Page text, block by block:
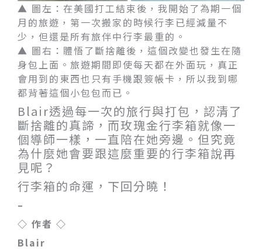
▲ 圖左：在美國打工結束後，我開始了為期一個
月的旅遊，第一次搬家的時候行李已經減量不
少，但還是所有旅伴中行李最重的。
▲ 圖右：體悟了斷捨離後，這個改變也發生在隨
身包上面。旅遊期間即使每天都在外面玩，真正
會用到的東西也只有手機跟簽帳卡，所以我到哪
都背著這個小包包而已。
Blair透過每一次的旅行與打包，認清了
斷捨離的真諦，而玫瑰金行李箱就像一
個導師一樣，一直陪在她旁邊。但究竟
為什麼她會要跟這麼重要的行李箱說再
見呢？
行李箱的命運，下回分曉！
–
◇ 作者 ◇
Blair